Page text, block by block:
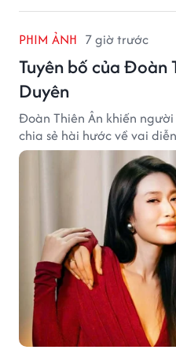
PHIM ẢNH 7 giờ trước
Tuyên bố của Đoàn
Duyên
Đoàn Thiên Ân khiến
chia sẻ hài hước về vai